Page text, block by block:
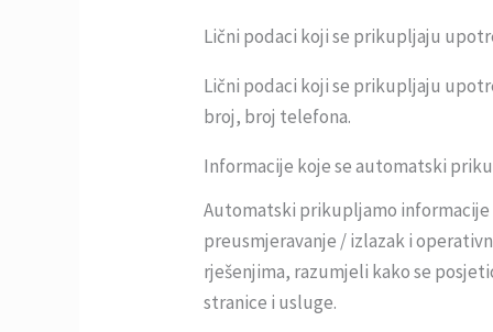
Lični podaci koji se prikupljaju
Lični podaci koji se prikupljaju
broj, broj telefona.
Informacije koje se automatski
Automatski prikupljamo informacije
preusmjeravanje / izlazak i
rješenjima, razumjeli kako se
stranice i usluge.